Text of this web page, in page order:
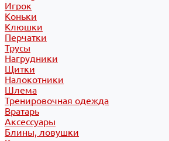
Игрок
Коньки
Клюшки
Перчатки
Трусы
Нагрудники
Щитки
Налокотники
Шлема
Тренировочная одежда
Вратарь
Аксессуары
Блины, ловушки